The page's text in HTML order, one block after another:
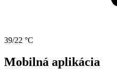
39/22 °C
Mobilná aplikácia